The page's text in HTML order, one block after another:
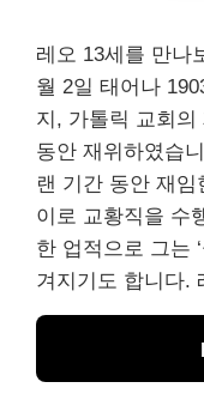
레오 13세를 만나
월 2일 태어나
지, 가톨릭 교회의
동안 재위하였습
랜 기간 동안 재
이로 교황직을 수
한 업적으로 그는
겨지기도 합니다.